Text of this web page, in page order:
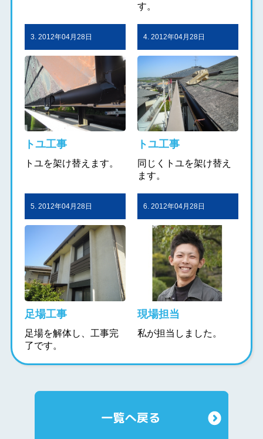
す。
3. 2012年04月28日
トユ工事
トユを架け替えます。
4. 2012年04月28日
トユ工事
同じくトユを架け替え
ます。
5. 2012年04月28日
足場工事
足場を解体し、工事完
了です。
6. 2012年04月28日
現場担当
私が担当しました。